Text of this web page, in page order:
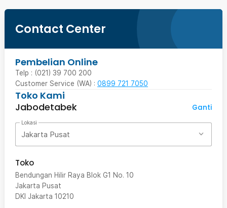
Contact Center
Pembelian Online
Telp : (021) 39 700 200
Customer Service (WA) : 0899 721 7050
Toko Kami
Jabodetabek
Ganti
Lokasi
Jakarta Pusat
Toko
Bendungan Hilir Raya Blok G1 No. 10
Jakarta Pusat
DKI Jakarta 10210